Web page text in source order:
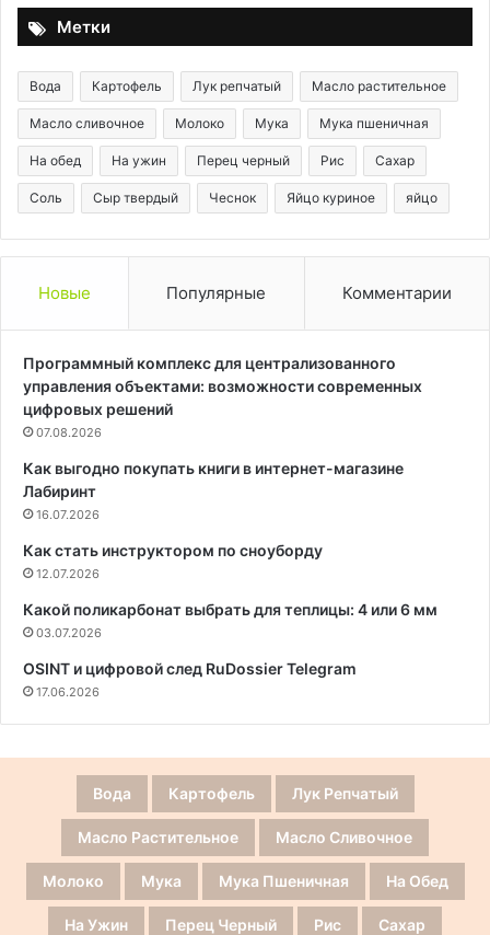
Метки
Вода Картофель Лук репчатый Масло растительное
Масло сливочное Молоко Мука Мука пшеничная
На обед На ужин Перец черный Рис Сахар
Соль Сыр твердый Чеснок Яйцо куриное яйцо
Новые Популярные Комментарии
Программный комплекс для централизованного
управления объектами: возможности современных
цифровых решений
07.08.2026
Как выгодно покупать книги в интернет-магазине
Лабиринт
16.07.2026
Как стать инструктором по сноуборду
12.07.2026
Какой поликарбонат выбрать для теплицы: 4 или 6 мм
03.07.2026
OSINT и цифровой след RuDossier Telegram
17.06.2026
Вода Картофель Лук Репчатый
Масло Растительное Масло Сливочное
Молоко Мука Мука Пшеничная На Обед
На Ужин Перец Черный Рис Сахар